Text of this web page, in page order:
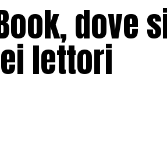
dove
lettori